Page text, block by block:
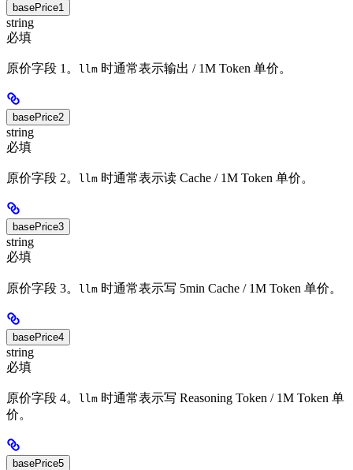
basePrice1
string
必填
原价字段 1。 llm 时通常表示输出 / 1M Token 单价。
basePrice2
string
必填
原价字段 2。 llm 时通常表示读 Cache / 1M Token 单价。
basePrice3
string
必填
原价字段 3。 llm 时通常表示写 5min Cache / 1M Token 单价。
basePrice4
string
必填
原价字段 4。 llm 时通常表示写 Reasoning Token / 1M Token 单
价。
basePrice5